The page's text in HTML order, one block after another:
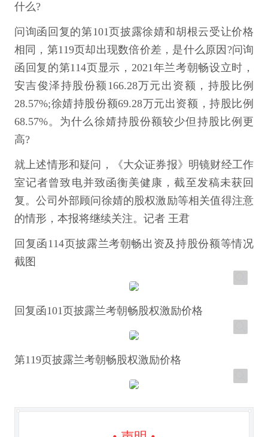
什么?
问询函回复的第101页披露徐婧和胡根云受让价格
相同，第119页却出现数倍价差，是什么原因?问询
函回复的第114页显示，2021年兰考朝畅设立时，
安吉俊泽持股份额166.28万元出资额，持股比例
28.57%;徐婧持股份额69.28万元出资额，持股比例
68.57%。为什么徐婧持股份额较少但持股比例更
高?
就上述情形和疑问，《大众证券报》明镜财经工作
室记者曾致电并致函衡美健康，截至发稿未获回
复。公司外部顾问徐婧的股权激励等相关值得注意
的情形，本报将继续关注。记者 王君
回复函114页披露兰考朝畅出资及持股份额等情况
截图
回复函101页披露兰考朝畅股权激励价格
第119页披露兰考朝畅股权激励价格